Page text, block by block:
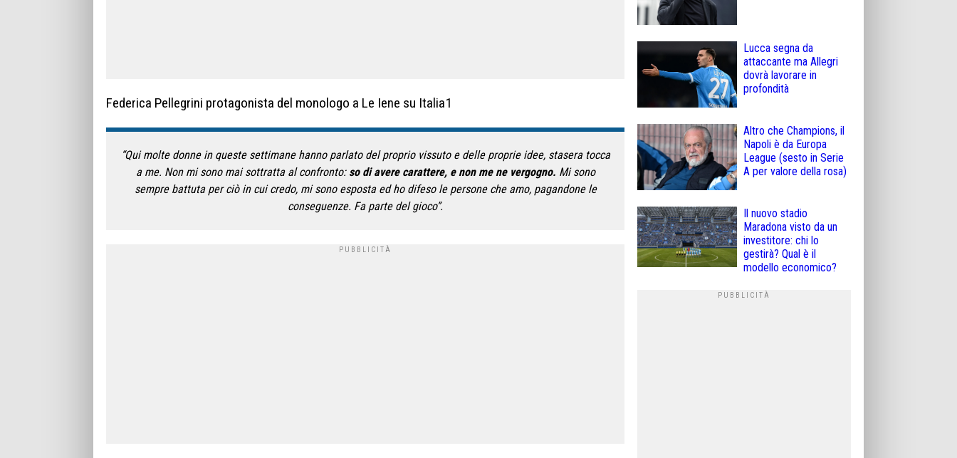
Federica Pellegrini protagonista del monologo a Le Iene su Italia1
“Qui molte donne in queste settimane hanno parlato del proprio vissuto e delle proprie idee, stasera tocca
a me. Non mi sono mai sottratta al confronto: so di avere carattere, e non me ne vergogno. Mi sono
sempre battuta per ciò in cui credo, mi sono esposta ed ho difeso le persone che amo, pagandone le
conseguenze. Fa parte del gioco”.
Lucca segna da
attaccante ma Allegri
dovrà lavorare in
profondità
Altro che Champions, il
Napoli è da Europa
League (sesto in Serie
A per valore della rosa)
Il nuovo stadio
Maradona visto da un
investitore: chi lo
gestirà? Qual è il
modello economico?